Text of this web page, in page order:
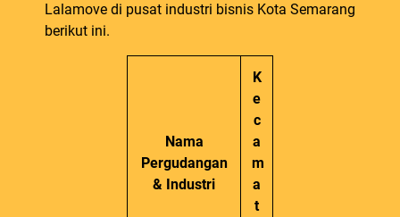
Lalamove di pusat industri bisnis Kota Semarang
berikut ini.
Nama
Pergudangan
& Industri
K
e
c
a
m
a
t